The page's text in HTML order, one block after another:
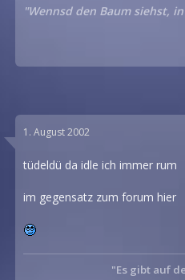
"Wennsd den Baum siehst,
1. August 2002
tüdeldü da idle ich immer rum
im gegensatz zum forum hier
"Es gibt auf